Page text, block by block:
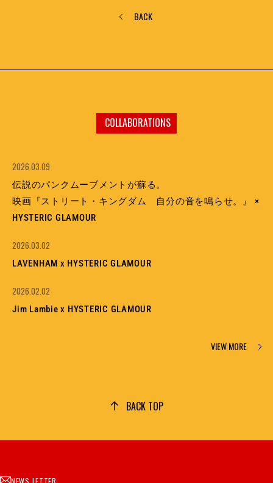
BACK
COLLABORATIONS
2026.03.09
伝説のパンクムーブメントが蘇る。
映画『ストリート・キングダム 自分の音を鳴らせ。』 ×
HYSTERIC GLAMOUR
2026.03.02
LAVENHAM x HYSTERIC GLAMOUR
2026.02.02
Jim Lambie x HYSTERIC GLAMOUR
VIEW MORE
BACK TOP
NEWS LETTER